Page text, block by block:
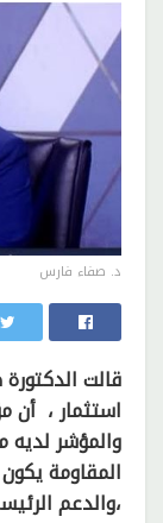
د. صفاء فارس
قالت
،والدعم الرئيسي